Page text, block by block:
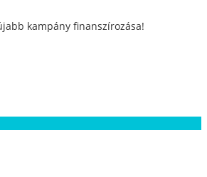
kampány finanszírozása!